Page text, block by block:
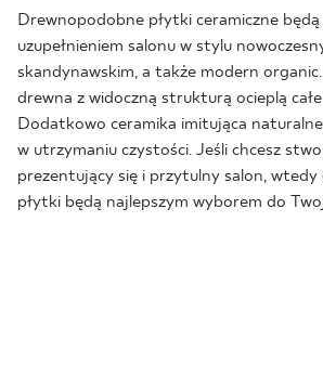
Drewnopodobne płytki ceramiczne będą
uzupełnieniem salonu w stylu
skandynawskim, a także modern
drewna z widoczną strukturą ocieplą
Dodatkowo ceramika imitująca
w utrzymaniu czystości. Jeśli chcesz
prezentujący się i przytulny salon,
płytki będą najlepszym wyborem do